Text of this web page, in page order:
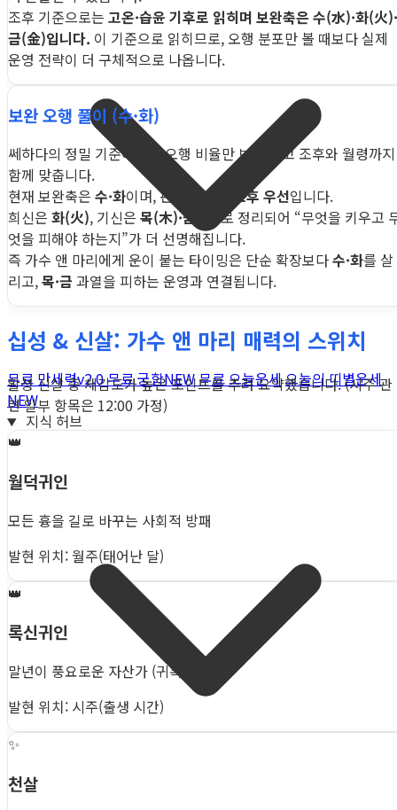
무료 만세력v2.0무료 궁합NEW 무료 오늘운세오늘의 띠별운세
NEW
지식 허브
조후 기준으로는 고온·습윤 기후로 읽히며 보완축은 수(水)·화(火)·
금(金)입니다. 이 기준으로 읽히므로, 오행 분포만 볼 때보다 실제
운영 전략이 더 구체적으로 나옵니다.
보완 오행 풀이 (수·화)
쎄하다의 정밀 기준에서는 오행 비율만 보지 않고 조후와 월령까지
함께 맞춥니다.
현재 보완축은 수·화이며, 판단 소스는 조후 우선입니다.
희신은 화(火), 기신은 목(木)·금(金)로 정리되어 “무엇을 키우고
엇을 피해야 하는지”가 더 선명해집니다.
즉 가수 앤 마리에게 운이 붙는 타이밍은 단순 확장보다수·화를 살
리고,목·금 과열을 피하는 운영과 연결됩니다.
십성 & 신살: 가수 앤 마리 매력의 스위치
활성 신살 중 체감도가 높은 포인트를 추려 요약했습니다. (시주 관
련 일부 항목은 12:00 가정)
👑
월덕귀인
모든 흉을 길로 바꾸는 사회적 방패
발현 위치: 월주(태어난 달)
👑
록신귀인
말년이 풍요로운 자산가 (귀록)
발현 위치: 시주(출생 시간)
✨
천살